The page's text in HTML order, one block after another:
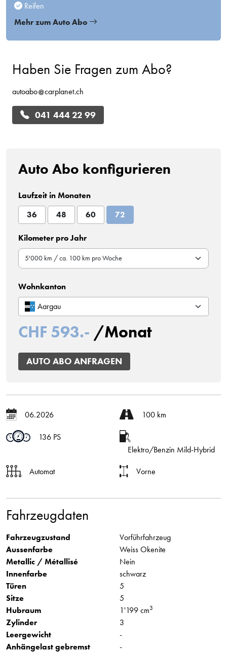
Reifen
Mehr zum Auto Abo
Haben Sie Fragen zum Abo?
autoabo carplanetch
041 444 22 99
Auto Abo konfigurieren
Laufzeit in Monaten
36
48 60 72
Kilometer pro Jahr
Wohnkanton
Aargau
CHF 593.- /Monat
AUTO ABO ANFRAGEN
06.2026 100 km
136 PS
Elektro/Benzin Mild-Hybrid
Automat Vorne
Fahrzeugdaten
Fahrzeugzustand
Vorführfahrzeug
Aussenfarbe
Weiss Okenite
Metallic / Métallisé
Nein
Innenfarbe
schwarz
Türen
5
Sitze
5
Hubraum
1'199 cm3
Zylinder
3
Leergewicht
-
Anhängelast gebremst
-